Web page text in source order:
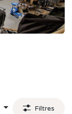
Filtres